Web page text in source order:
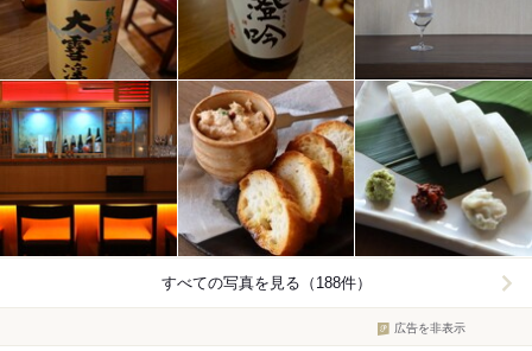
すべての写真を見る（188件）
広告を非表示